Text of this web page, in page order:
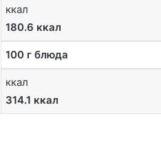
ккал
180.6 ккал
100 г блюда
ккал
314.1 ккал